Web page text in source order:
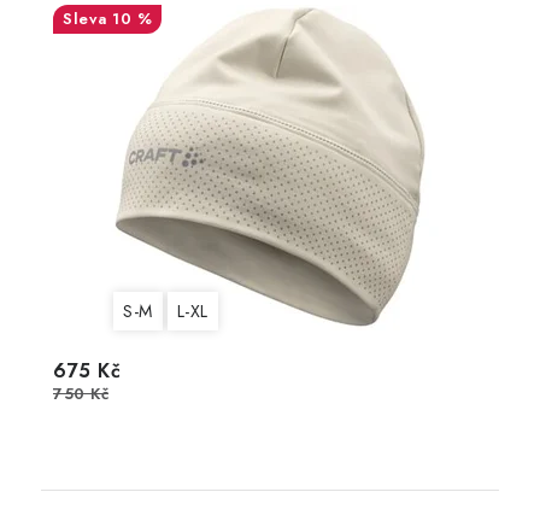
10 %
S-M L-XL
675 Kč
750 Kč